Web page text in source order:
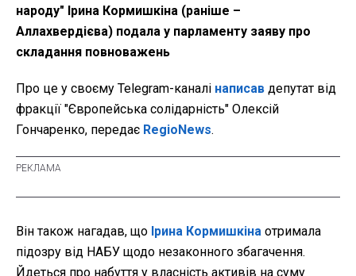
народу" Ірина Кормишкіна (раніше –
Аллахвердієва) подала у парламенту заяву про
складання повноважень
Про це у своєму Telegram-каналі написав депутат від
фракції "Європейська солідарність" Олексій
Гончаренко, передає RegioNews.
Він також нагадав, що Ірина Кормишкіна отримала
підозру від НАБУ щодо незаконного збагачення.
Йдеться про набуття у власність активів на суму